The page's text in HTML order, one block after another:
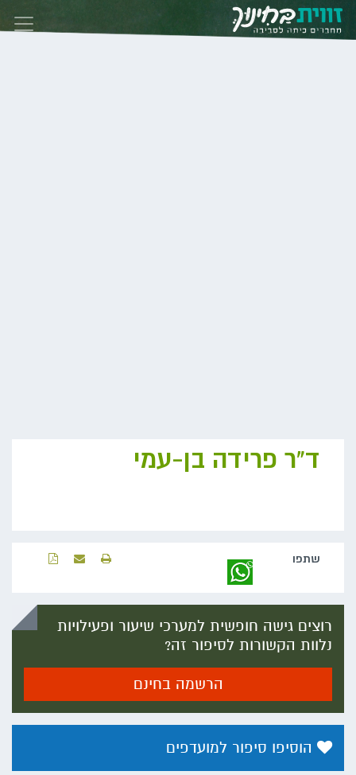
Skip to content
ד"ר פרידה בן-עמי
שתפו‬
רוצים גישה חופשית למערכי שיעור ופעילויות
נלוות הקשורות לסיפור זה?
הרשמה בחינם
הוסיפו סיפור למועדפים